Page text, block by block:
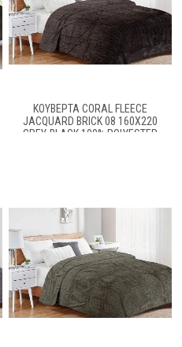
ΚΟΥΒΈΡΤΑ CORAL FLEECE
JACQUARD BRICK 08 160X220
GREY-BLACK 100% POLYESTER